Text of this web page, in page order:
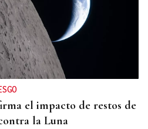
el impacto de restos de
la Luna